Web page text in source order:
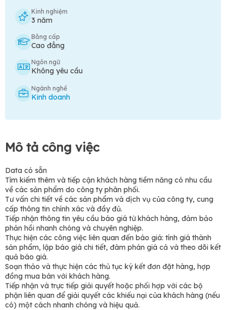
Kinh nghiệm
3 năm
Bằng cấp
Cao đẳng
Ngôn ngữ
Không yêu cầu
Ngành nghề
Kinh doanh
Mô tả công việc
Data có sẵn
Tìm kiếm thêm và tiếp cận khách hàng tiềm năng có nhu cầu
về các sản phẩm do công ty phân phối.
Tư vấn chi tiết về các sản phẩm và dịch vụ của công ty, cung
cấp thông tin chính xác và đầy đủ.
Tiếp nhận thông tin yêu cầu báo giá từ khách hàng, đảm bảo
phản hồi nhanh chóng và chuyên nghiệp.
Thực hiện các công việc liên quan đến báo giá: tính giá thành
sản phẩm, lập báo giá chi tiết, đàm phán giá cả và theo dõi kết
quả báo giá.
Soạn thảo và thực hiện các thủ tục ký kết đơn đặt hàng, hợp
đồng mua bán với khách hàng.
Tiếp nhận và trực tiếp giải quyết hoặc phối hợp với các bộ
phận liên quan để giải quyết các khiếu nại của khách hàng (nếu
có) một cách nhanh chóng và hiệu quả.